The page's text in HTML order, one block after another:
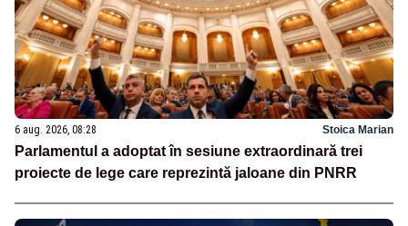
6 aug. 2026, 08:28 Stoica Marian
Parlamentul a adoptat în sesiune extraordinară trei
proiecte de lege care reprezintă jaloane din PNRR